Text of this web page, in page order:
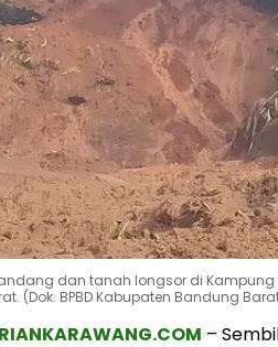
dan tanah longsor di Kampung
(Dok. BPBD Kabupaten Bandung
–